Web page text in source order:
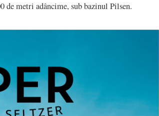
metri adâncime, sub bazinul Pilsen.